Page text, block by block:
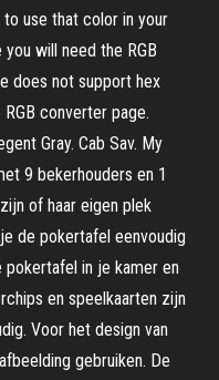
use that color in your
will need the RGB
does not support hex
converter page.
Gray. Cab Sav. My
9 bekerhouders en 1
of haar eigen plek
de pokertafel eenvoudig
pokertafel in je kamer en
en speelkaarten zijn
Voor het design van
gebruiken. De